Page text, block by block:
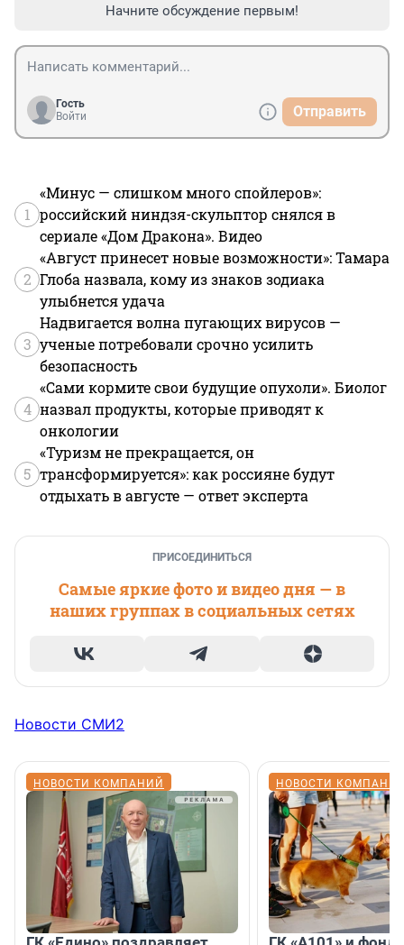
Начните обсуждение первым!
Гость
Войти
Отправить
1
«Минус — слишком много спойлеров»:
российский ниндзя-скульптор снялся в
сериале «Дом Дракона». Видео
2
«Август принесет новые возможности»: Тамара
Глоба назвала, кому из знаков зодиака
улыбнется удача
3
Надвигается волна пугающих вирусов —
ученые потребовали срочно усилить
безопасность
4
«Сами кормите свои будущие опухоли». Биолог
назвал продукты, которые приводят к
онкологии
5
«Туризм не прекращается, он
трансформируется»: как россияне будут
отдыхать в августе — ответ эксперта
ПРИСОЕДИНИТЬСЯ
Самые яркие фото и видео дня — в
наших группах в социальных сетях
Новости СМИ2
НОВОСТИ КОМПАНИЙ НОВОСТИ